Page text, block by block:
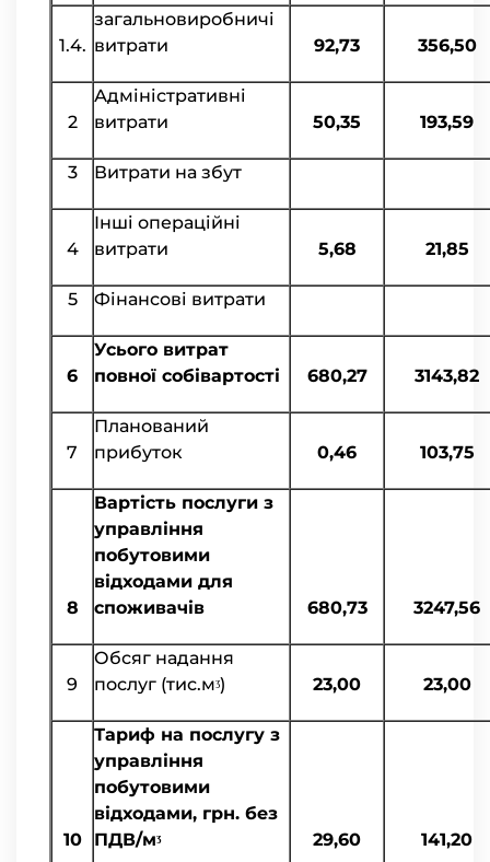
1.4.
загальновиробничі
витрати
92,73 356,50
2
Адміністративні
витрати
50,35 193,59
3 Витрати на збут
4
Інші операційні
витрати
5,68 21,85
5 Фінансові витрати
6
Усього витрат
повної собівартості
680,27 3143,82
7
Планований
прибуток
0,46 103,75
8
Вартість послуги з
управління
побутовими
відходами для
споживачів
680,73 3247,56
9
Обсяг надання
послуг (тис.мᶾ)
23,00 23,00
10
Тариф на послугу з
управління
побутовими
відходами, грн. без
ПДВ/мᶾ
29,60 141,20